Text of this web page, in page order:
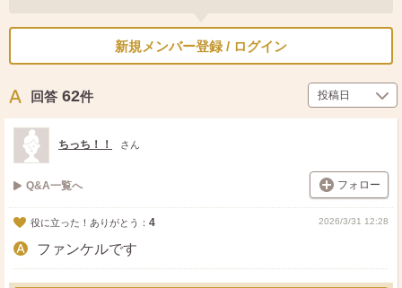
新規メンバー登録 / ログイン
回答 62件
ちっち！！ さん
Q&A一覧へ フォロー
役に立った！ありがとう： 4 2026/3/31 12:28
ファンケルです